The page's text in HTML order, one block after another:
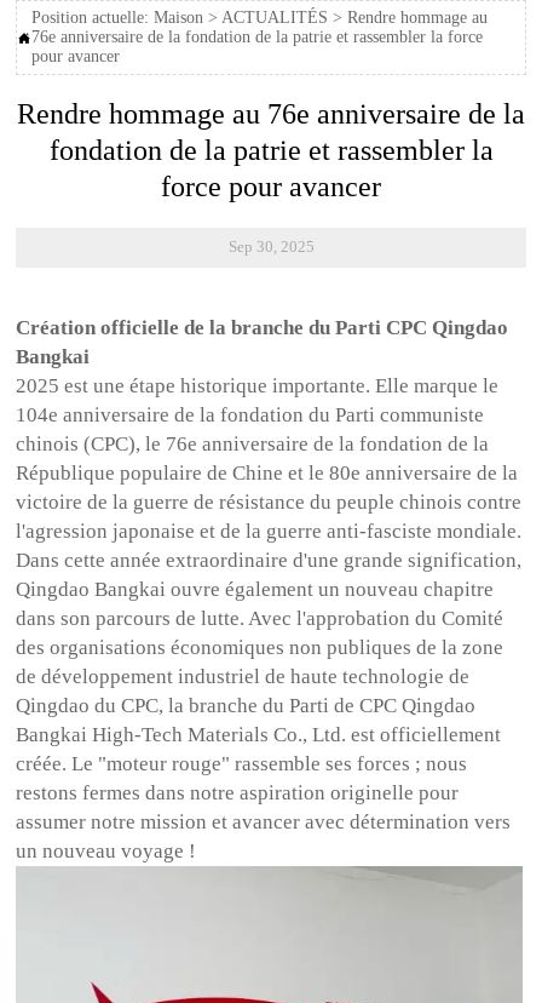

Position actuelle:Maison >ACTUALITÉS >Rendre hommage au
76e anniversaire de la fondation de la patrie et rassembler la force
pour avancer
Rendre hommage au 76e anniversaire de la
fondation de la patrie et rassembler la
force pour avancer
Sep 30, 2025
Création officielle de la branche du Parti CPC Qingdao
Bangkai
2025 est une étape historique importante. Elle marque le
104e anniversaire de la fondation du Parti communiste
chinois (CPC), le 76e anniversaire de la fondation de la
République populaire de Chine et le 80e anniversaire de la
victoire de la guerre de résistance du peuple chinois contre
l'agression japonaise et de la guerre anti-fasciste mondiale.
Dans cette année extraordinaire d'une grande signification,
Qingdao Bangkai ouvre également un nouveau chapitre
dans son parcours de lutte. Avec l'approbation du Comité
des organisations économiques non publiques de la zone
de développement industriel de haute technologie de
Qingdao du CPC, la branche du Parti de CPC Qingdao
Bangkai High-Tech Materials Co., Ltd. est officiellement
créée. Le "moteur rouge" rassemble ses forces ; nous
restons fermes dans notre aspiration originelle pour
assumer notre mission et avancer avec détermination vers
un nouveau voyage !